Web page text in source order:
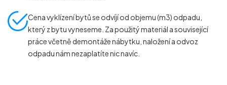
Cena vyklízení bytů se odvíjí od objemu (m3) odpadu,
který z bytu vyneseme. Za použitý materiál a související
práce včetně demontáže nábytku, naložení a odvoz
odpadu nám nezaplatíte nic navíc.